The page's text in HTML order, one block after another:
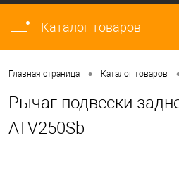
Каталог товаров
Главная страница • Каталог товаров
Рычаг подвески
ATV250Sb